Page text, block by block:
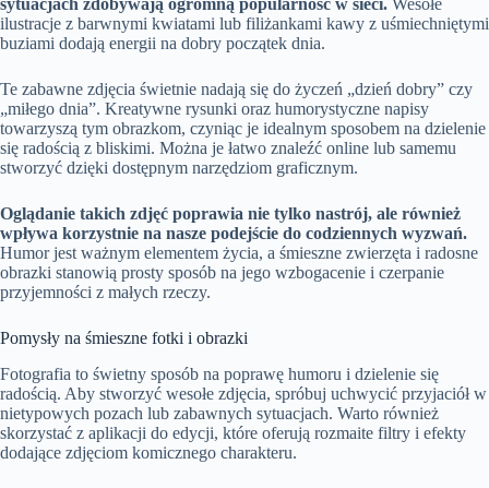
sytuacjach zdobywają ogromną popularność w sieci. Wesołe
ilustracje z barwnymi kwiatami lub filiżankami kawy z uśmiechniętymi
buziami dodają energii na dobry początek dnia.
Te zabawne zdjęcia świetnie nadają się do życzeń „dzień dobry” czy
„miłego dnia”. Kreatywne rysunki oraz humorystyczne napisy
towarzyszą tym obrazkom, czyniąc je idealnym sposobem na dzielenie
się radością z bliskimi. Można je łatwo znaleźć online lub samemu
stworzyć dzięki dostępnym narzędziom graficznym.
Oglądanie takich zdjęć poprawia nie tylko nastrój, ale również
wpływa korzystnie na nasze podejście do codziennych wyzwań.
Humor jest ważnym elementem życia, a śmieszne zwierzęta i radosne
obrazki stanowią prosty sposób na jego wzbogacenie i czerpanie
przyjemności z małych rzeczy.
Pomysły na śmieszne fotki i obrazki
Fotografia to świetny sposób na poprawę humoru i dzielenie się
radością. Aby stworzyć wesołe zdjęcia, spróbuj uchwycić przyjaciół w
nietypowych pozach lub zabawnych sytuacjach. Warto również
skorzystać z aplikacji do edycji, które oferują rozmaite filtry i efekty
dodające zdjęciom komicznego charakteru.